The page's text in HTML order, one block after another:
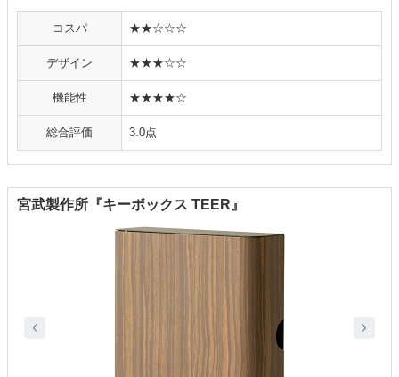
コスパ ★★☆☆☆
デザイン ★★★☆☆
機能性 ★★★★☆
総合評価 3.0点
宮武製作所『キーボックス TEER』